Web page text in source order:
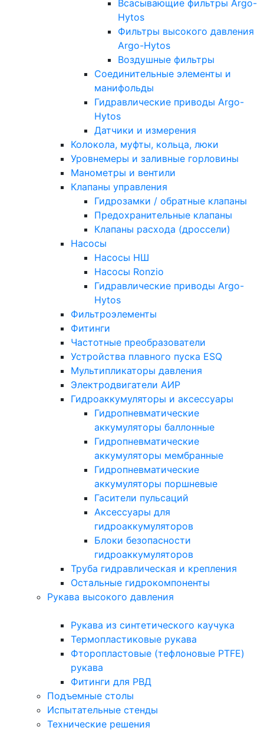
Всасывающие фильтры Argo-
Hytos
Фильтры высокого давления
Argo-Hytos
Воздушные фильтры
Соединительные элементы и
манифольды
Гидравлические приводы Argo-
Hytos
Датчики и измерения
Колокола, муфты, кольца, люки
Уровнемеры и заливные горловины
Манометры и вентили
Клапаны управления
Гидрозамки / обратные клапаны
Предохранительные клапаны
Клапаны расхода (дроссели)
Насосы
Насосы НШ
Насосы Ronzio
Гидравлические приводы Argo-
Hytos
Фильтроэлементы
Фитинги
Частотные преобразователи
Устройства плавного пуска ESQ
Мультипликаторы давления
Электродвигатели АИР
Гидроаккумуляторы и аксессуары
Гидропневматические
аккумуляторы баллонные
Гидропневматические
аккумуляторы мембранные
Гидропневматические
аккумуляторы поршневые
Гасители пульсаций
Аксессуары для
гидроаккумуляторов
Блоки безопасности
гидроаккумуляторов
Труба гидравлическая и крепления
Остальные гидрокомпоненты
Рукава высокого давления
Рукава из синтетического каучука
Термопластиковые рукава
Фторопластовые (тефлоновые PTFE)
рукава
Фитинги для РВД
Подъемные столы
Испытательные стенды
Технические решения